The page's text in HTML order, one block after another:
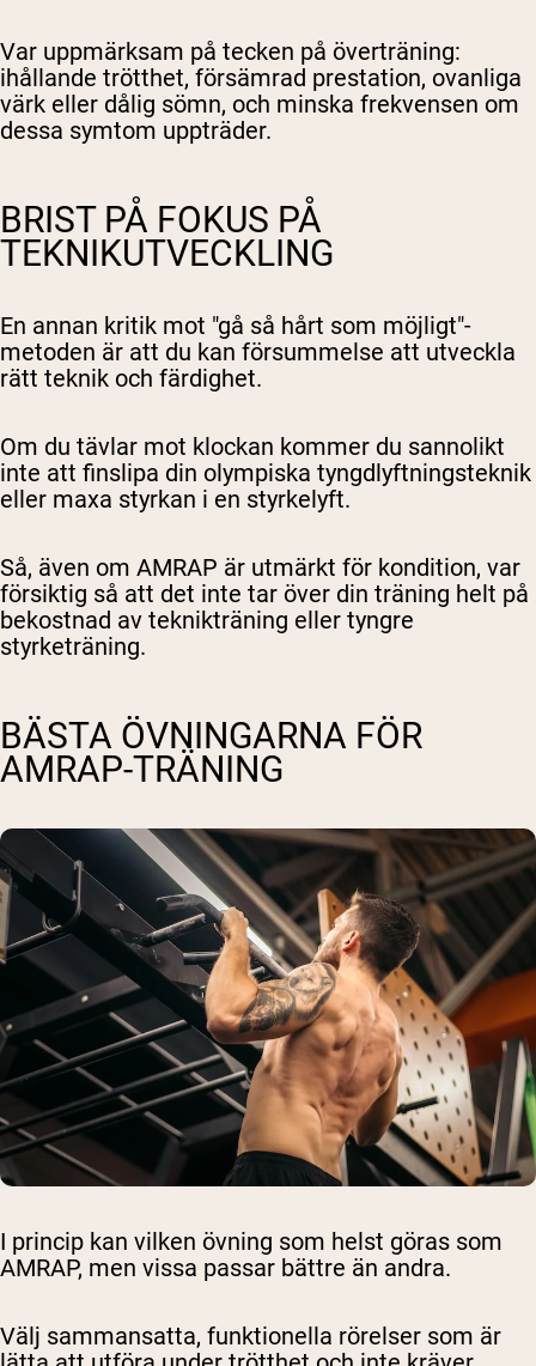
Var uppmärksam på tecken på överträning:
ihållande trötthet, försämrad prestation, ovanliga
värk eller dålig sömn, och minska frekvensen om
dessa symtom uppträder.
BRIST PÅ FOKUS PÅ
TEKNIKUTVECKLING
En annan kritik mot "gå så hårt som möjligt"-
metoden är att du kan försummelse att utveckla
rätt teknik och färdighet.
Om du tävlar mot klockan kommer du sannolikt
inte att finslipa din olympiska tyngdlyftningsteknik
eller maxa styrkan i en styrkelyft.
Så, även om AMRAP är utmärkt för kondition, var
försiktig så att det inte tar över din träning helt på
bekostnad av teknikträning eller tyngre
styrketräning.
BÄSTA ÖVNINGARNA FÖR
AMRAP-TRÄNING
I princip kan vilken övning som helst göras som
AMRAP, men vissa passar bättre än andra.
Välj sammansatta, funktionella rörelser som är